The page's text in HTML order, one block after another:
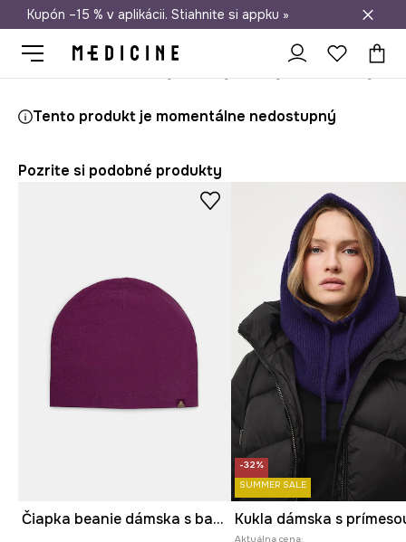
Doprava zadarmo od 50 €
Kupón –15 % v aplikácii. Stiahnite si appku »
Tento produkt je momentálne nedostupný
Pozrite si podobné produkty
Čiapka beanie dámska s bavlnou
-32%
SUMMER SALE
Aktuálna cena: